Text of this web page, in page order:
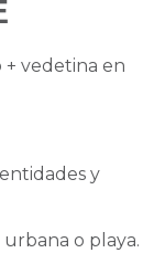
vedetina en
y
o playa.